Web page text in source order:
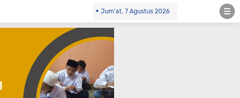
Jum'at, 7 Agustus 2026